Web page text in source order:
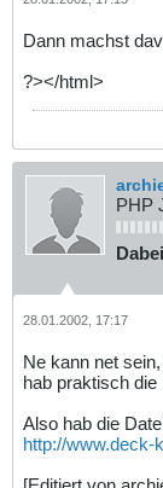
Dann machst
?></html>
PHP
28.01.2002, 17:17
Ne kann net
hab praktisch
Also hab die
http://www.deck-